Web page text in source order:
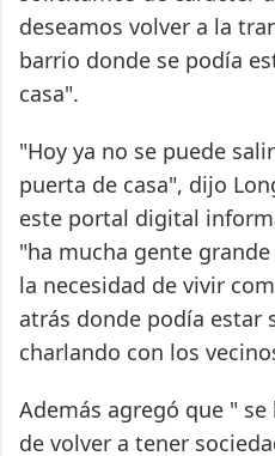
deseamos volver a la
barrio donde se podía
casa".
"Hoy ya no se puede
puerta de casa", dijo
este portal digital
"ha mucha gente
la necesidad de vivir
atrás donde podía estar
charlando con los
Además agregó que "
de volver a tener